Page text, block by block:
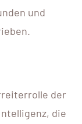
und
der
die